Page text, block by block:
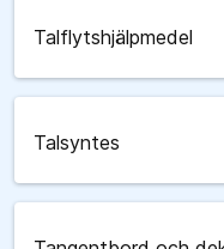
Talflytshjälpmedel
Talsyntes